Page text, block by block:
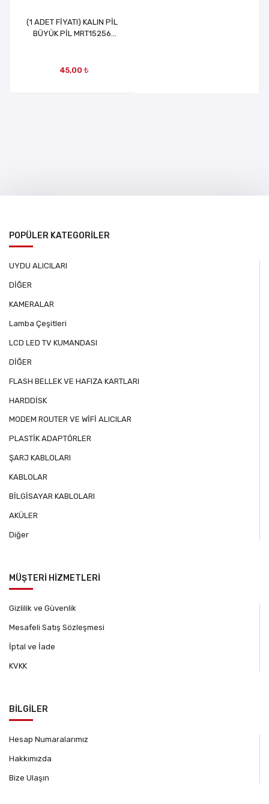
(1 ADET FİYATI) KALIN PİL
BÜYÜK PİL MRT15256
45,00 ₺
POPÜLER KATEGORİLER
UYDU ALICILARI
DİĞER
KAMERALAR
Lamba Çeşitleri
LCD LED TV KUMANDASI
DİĞER
FLASH BELLEK VE HAFIZA KARTLARI
HARDDİSK
MODEM ROUTER VE WİFİ ALICILAR
PLASTİK ADAPTÖRLER
ŞARJ KABLOLARI
KABLOLAR
BİLGİSAYAR KABLOLARI
AKÜLER
Diğer
MÜŞTERİ HİZMETLERİ
Gizlilik ve Güvenlik
Mesafeli Satış Sözleşmesi
İptal ve İade
KVKK
BİLGİLER
Hesap Numaralarımız
Hakkımızda
Bize Ulaşın